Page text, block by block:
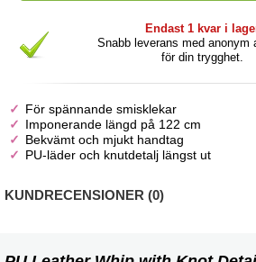
Endast 1 kvar i
Snabb leverans med anonym
för din trygghet.
För spännande smisklekar
Imponerande längd på 122 cm
Bekvämt och mjukt handtag
PU-läder och knutdetalj längst ut
KUNDRECENSIONER (0)